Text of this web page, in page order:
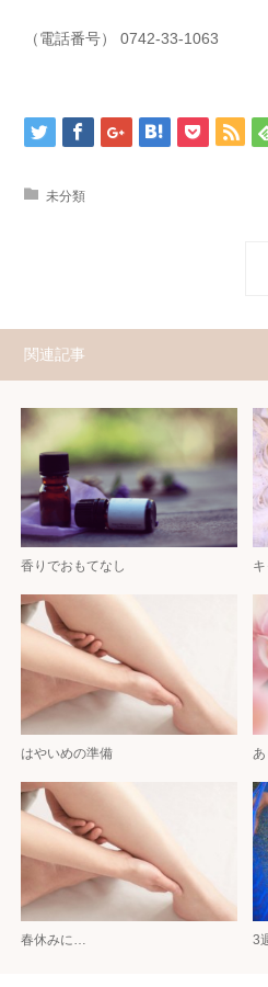
（電話番号） 0742-33-1063
未分類
関連記事
香りでおもてなし
はやいめの準備 あ
春休みに… 3